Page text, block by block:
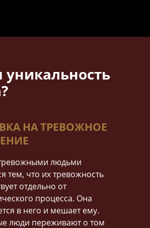
людьми
тем, что их тревожность
отдельно от
процесса. Она
в него и мешает ему.
люди переживают о том
НА ТРЕВОЖНОЕ
уникальность